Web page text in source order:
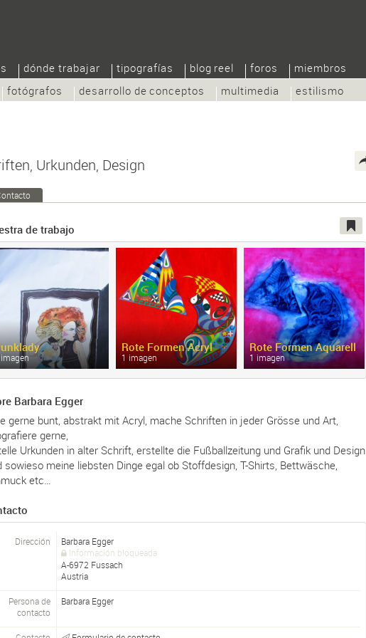
fotógrafos desarrollo de conceptos multimedia estilismo
dónde trabajar tipografías blog reel foros miembros
Urkunden, Design
de trabajo
Rote Formen Acryl
1 imagen
Rote Formen Aquarell
1 imagen
Barbara Egger
gerne bunt, abstrakt mit Acryl, mache Schriften in jeder Grösse und Art,
gerne,
Urkunden in alter Schrift, erstellte die Fußballzeitung und Grafik und Design
sowieso meine liebsten Dinge egal ob Stoffdesign, T-Shirts, Bettwäsche,
etc…
Dirección
Barbara Egger
Información bloqueada
A-6972 Fussach
Austria
Persona de
contacto
Barbara Egger